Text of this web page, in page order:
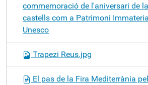
commemoració de l'aniversari de
castells com a Patrimoni
Unesco
Trapezi Reus.jpg
El pas de la Fira Mediterrània